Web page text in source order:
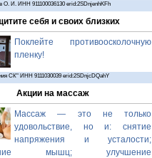
И. ИНН 911100036130 erid:2SDnjenhKFh
себя и своих близких
Поклейте противоосколочную
пленку!
СК" ИНН 9111030039 erid:2SDnjcDQahY
Акции на массаж
Массаж — это не только
удовольствие, но и: снятие
напряжения и усталости;
мышц; улучшение